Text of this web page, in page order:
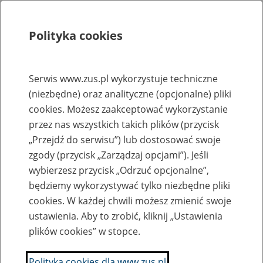
Akty powołania dyrektorów Oddziałów ZUS
Oddział ZUS w Legnicy
Marcin Dąbrowski 1.10.2024 r. - wersja
dostępna
Utworzył/Odpowiada: DZL - 04.10.2024 r., godz. 12:50
Udostępnił: Anna Borowska GPR - 04.10.2024 r., godz. 13:35
Marcin Dąbrowski 1.10.2024 r.
Utworzył/Odpowiada: DZL - 04.10.2024 r., godz. 12:50
Polityka cookies
Serwis www.zus.pl wykorzystuje techniczne
(niezbędne) oraz analityczne (opcjonalne) pliki
cookies. Możesz zaakceptować wykorzystanie
przez nas wszystkich takich plików (przycisk
„Przejdź do serwisu”) lub dostosować swoje
zgody (przycisk „Zarządzaj opcjami”). Jeśli
wybierzesz przycisk „Odrzuć opcjonalne”,
będziemy wykorzystywać tylko niezbędne pliki
cookies. W każdej chwili możesz zmienić swoje
ustawienia. Aby to zrobić, kliknij „Ustawienia
plików cookies” w stopce.